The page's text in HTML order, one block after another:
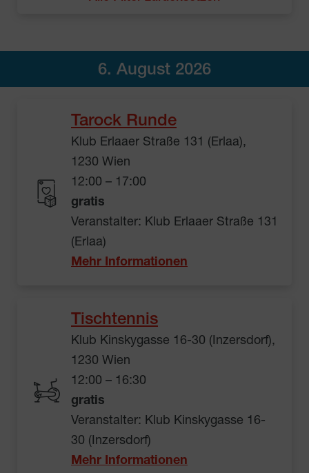
6. August 2026
Tarock Runde
Klub Erlaaer Straße 131 (Erlaa),
1230 Wien
12:00 – 17:00
gratis
Veranstalter: Klub Erlaaer Straße 131
(Erlaa)
Mehr Informationen
Tischtennis
Klub Kinskygasse 16-30 (Inzersdorf),
1230 Wien
12:00 – 16:30
gratis
Veranstalter: Klub Kinskygasse 16-
30 (Inzersdorf)
Mehr Informationen